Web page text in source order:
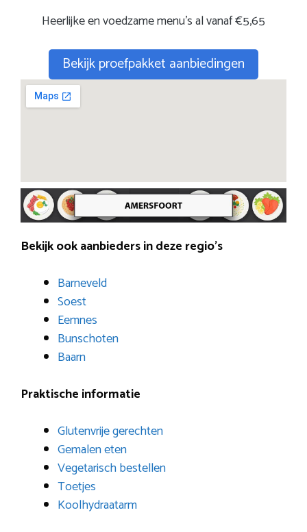
Heerlijke en voedzame menu’s al vanaf €5,65
Bekijk proefpakket aanbiedingen
Bekijk ook aanbieders in deze regio’s
Barneveld
Soest
Eemnes
Bunschoten
Baarn
Praktische informatie
Glutenvrije gerechten
Gemalen eten
Vegetarisch bestellen
Toetjes
Koolhydraatarm